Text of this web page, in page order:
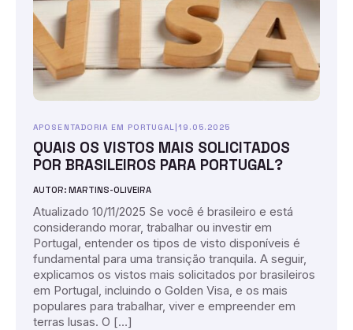
APOSENTADORIA EM PORTUGAL |19.05.2025
QUAIS OS VISTOS MAIS SOLICITADOS
POR BRASILEIROS PARA PORTUGAL?
AUTOR: MARTINS-OLIVEIRA
Atualizado 10/11/2025 Se você é brasileiro e está
considerando morar, trabalhar ou investir em
Portugal, entender os tipos de visto disponíveis é
fundamental para uma transição tranquila. A seguir,
explicamos os vistos mais solicitados por brasileiros
em Portugal, incluindo o Golden Visa, e os mais
populares para trabalhar, viver e empreender em
terras lusas. O […]